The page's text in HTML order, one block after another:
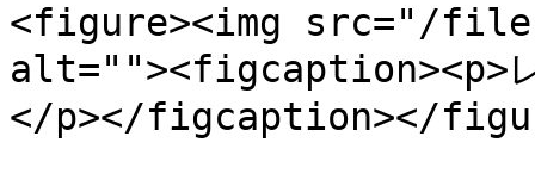
<figure><img src="/
alt=""><figcaption><p>レ
</p></figcaption></